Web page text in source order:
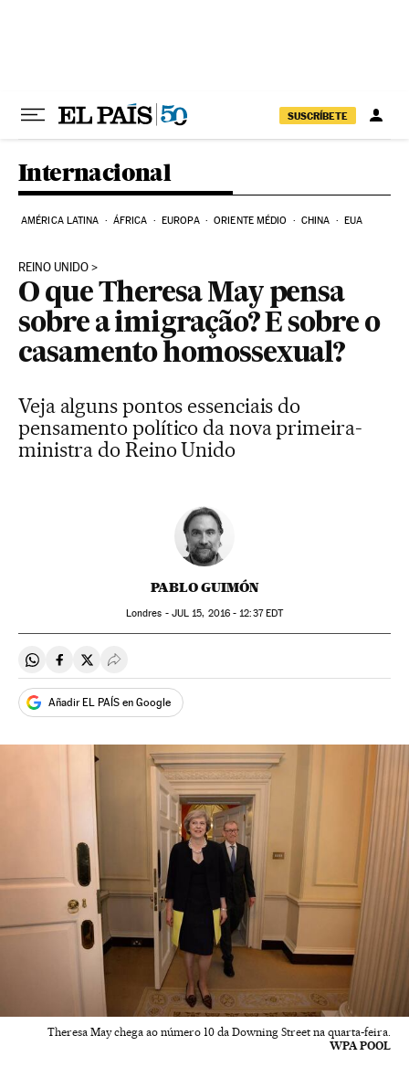
SUSCRÍBETE
Internacional
AMÉRICA LATINA ÁFRICA EUROPA ORIENTE MÉDIO CHINA EUA
REINO UNIDO
O que Theresa May pensa
sobre a imigração? E sobre o
casamento homossexual?
Veja alguns pontos essenciais do
pensamento político da nova primeira-
ministra do Reino Unido
PABLO GUIMÓN
Londres - JUL 15, 2016 - 12:37EDT
Compartir en Whatsapp
Compartir en Facebook
Compartir en Twitter
Desplegar Redes Sociales
Añadir EL PAÍS en Google
Theresa May chega ao número 10 da Downing Street na quarta-feira.
WPA POOL